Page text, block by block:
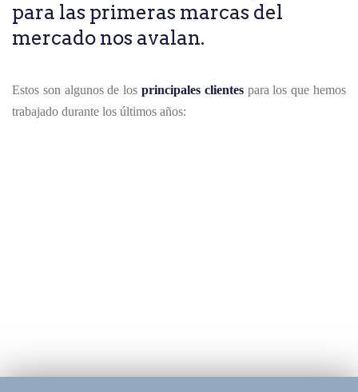
para las primeras marcas del
mercado nos avalan.
Estos son algunos de los principales clientespara los que hemos
trabajado durante los últimos años: